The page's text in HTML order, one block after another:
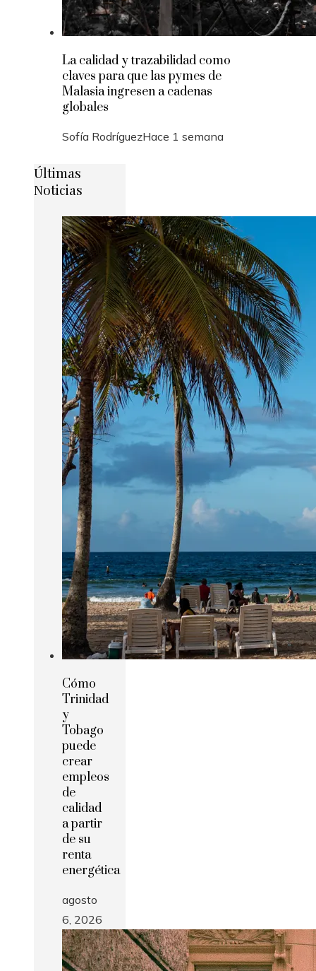
La calidad y trazabilidad como
claves para que las pymes de
Malasia ingresen a cadenas
globales
Sofía RodríguezHace 1 semana
Últimas
Noticias
Cómo
Trinidad
y
Tobago
puede
crear
empleos
de
calidad
a partir
de su
renta
energética
agosto
6, 2026